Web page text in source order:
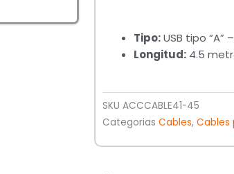
Tipo:USB tipo “A”
Longitud: 4.5
SKU ACCCABLE41-45
Categorias Cables, Cables